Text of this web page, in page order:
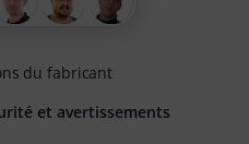
du fabricant
et avertissements